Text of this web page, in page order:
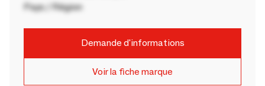
Pays / Région
Demande d'informations
Voir la fiche marque